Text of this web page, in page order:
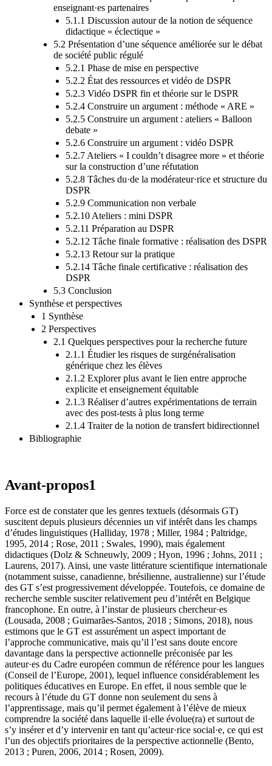
enseignant·es partenaires
5.1.1 Discussion autour de la notion de séquence
didactique « éclectique »
5.2 Présentation d’une séquence améliorée sur le débat
de société public régulé
5.2.1 Phase de mise en perspective
5.2.2 État des ressources et vidéo de DSPR
5.2.3 Vidéo DSPR fin et théorie sur le DSPR
5.2.4 Construire un argument : méthode « ARE »
5.2.5 Construire un argument : ateliers « Balloon
debate »
5.2.6 Construire un argument : vidéo DSPR
5.2.7 Ateliers « I couldn’t disagree more » et théorie
sur la construction d’une réfutation
5.2.8 Tâches du·de la modérateur·rice et structure du
DSPR
5.2.9 Communication non verbale
5.2.10 Ateliers : mini DSPR
5.2.11 Préparation au DSPR
5.2.12 Tâche finale formative : réalisation des DSPR
5.2.13 Retour sur la pratique
5.2.14 Tâche finale certificative : réalisation des
DSPR
5.3 Conclusion
Synthèse et perspectives
1 Synthèse
2 Perspectives
2.1 Quelques perspectives pour la recherche future
2.1.1 Étudier les risques de surgénéralisation
générique chez les élèves
2.1.2 Explorer plus avant le lien entre approche
explicite et enseignement équitable
2.1.3 Réaliser d’autres expérimentations de terrain
avec des post-tests à plus long terme
2.1.4 Traiter de la notion de transfert bidirectionnel
Bibliographie
Avant-propos1
Force est de constater que les genres textuels (désormais GT)
suscitent depuis plusieurs décennies un vif intérêt dans les champs
d’études linguistiques (Halliday, 1978 ; Miller, 1984 ; Paltridge,
1995, 2014 ; Rose, 2011 ; Swales, 1990), mais également
didactiques (Dolz & Schneuwly, 2009 ; Hyon, 1996 ; Johns, 2011 ;
Laurens, 2017). Ainsi, une vaste littérature scientifique internationale
(notamment suisse, canadienne, brésilienne, australienne) sur l’étude
des GT s’est progressivement développée. Toutefois, ce domaine de
recherche semble susciter relativement peu d’intérêt en Belgique
francophone. En outre, à l’instar de plusieurs chercheur·es
(Lousada, 2008 ; Guimarães-Santos, 2018 ; Simons, 2018), nous
estimons que le GT est assurément un aspect important de
l’approche communicative, mais qu’il l’est sans doute encore
davantage dans la perspective actionnelle préconisée par les
auteur·es du Cadre européen commun de référence pour les langues
(Conseil de l’Europe, 2001), lequel influence considérablement les
politiques éducatives en Europe. En effet, il nous semble que le
recours à l’étude du GT donne non seulement du sens à
l’apprentissage, mais qu’il permet également à l’élève de mieux
comprendre la société dans laquelle il·elle évolue(ra) et surtout de
s’y insérer et d’y intervenir en tant qu’acteur·rice social·e, ce qui est
l’un des objectifs prioritaires de la perspective actionnelle (Bento,
2013 ; Puren, 2006, 2014 ; Rosen, 2009).